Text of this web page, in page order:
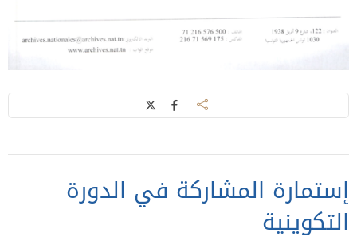
إستمارة المشاركة في الدورة
التكوينية